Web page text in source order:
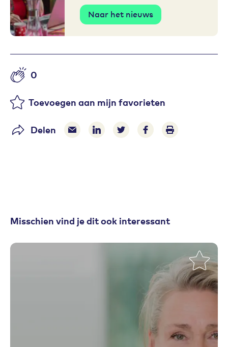
Naar het nieuws
Aantal likes
0
Toevoegen aan mijn favorieten
Delen Delen via e-mail
Delen via LinkedIn
Deel op Twitter
Deel op Facebook
Print pagina
Misschien vind je dit ook interessant